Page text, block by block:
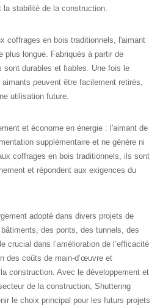
stabilité de la construction.
coffrages en bois traditionnels, l'aimant
plus longue. Fabriqués à partir de
sont durables et fiables. Une fois le
peuvent être facilement retirés,
utilisation future.
et économe en énergie : l'aimant de
supplémentaire et ne génère ni
coffrages en bois traditionnels, ils sont
et répondent aux exigences du
adopté dans divers projets de
des ponts, des tunnels, des
crucial dans l’amélioration de l’efficacité
des coûts de main-d’œuvre et
construction. Avec le développement et
de la construction, Shuttering
le choix principal pour les futurs projets